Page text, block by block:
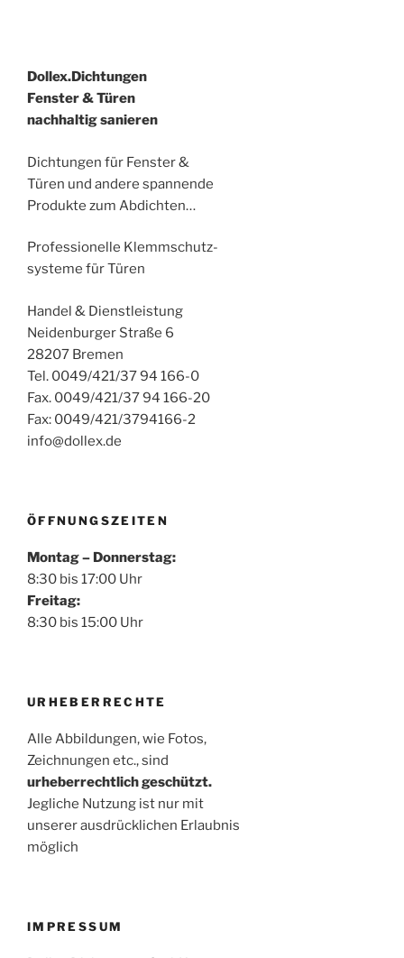
Dollex.Dichtungen
Fenster & Türen
nachhaltig sanieren
Dichtungen für Fenster &
Türen und andere spannende
Produkte zum Abdichten…
Professionelle Klemmschutz-
systeme für Türen
Handel & Dienstleistung
Neidenburger Straße 6
28207 Bremen
Tel. 0049/421/37 94 166-0
Fax. 0049/421/37 94 166-20
Fax: 0049/421/3794166-2
info@dollex.de
ÖFFNUNGSZEITEN
Montag – Donnerstag:
8:30 bis 17:00 Uhr
Freitag:
8:30 bis 15:00 Uhr
URHEBERRECHTE
Alle Abbildungen, wie Fotos,
Zeichnungen etc., sind
urheberrechtlich geschützt.
Jegliche Nutzung ist nur mit
unserer ausdrücklichen Erlaubnis
möglich
IMPRESSUM